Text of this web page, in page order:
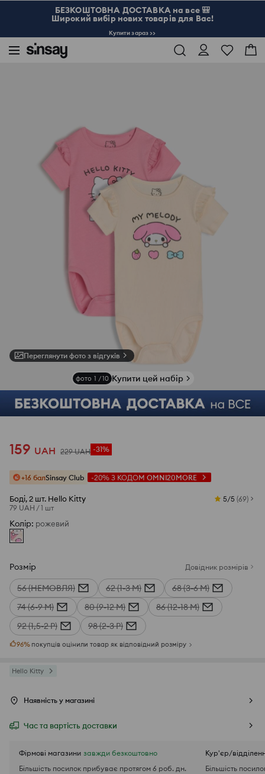
БЕЗКОШТОВНА ДОСТАВКА на все 🎒
Широкий вибір нових товарів для Вас!
Купити зараз >>
Переглянути фото з відгуків
фото 1 /10 Купити цей набір
159 UAH 229 UAH -31%
+16 балSinsay Club -20% З КОДОМ OMNI20MORE
Боді, 2 шт. Hello Kitty
79 UAH /1 шт
5/5 (69)
Колір: рожевий
Розмір Довідник розмірів
56 (НЕМОВЛЯ) 62 (1-3 М)
68 (3-6 М)
74 (6-9 М)
80 (9-12 М)
86 (12-18 М)
92 (1,5-2 Р)
98 (2-3 Р)
96% покупців оцінили товар як відповідний розміру
Hello Kitty
Наявність у магазині
Час та вартість доставки
Фірмові магазини завжди безкоштовно
Більшість посилок прибуває протягом 6 роб. дн.
Кур'єр/
Більшість